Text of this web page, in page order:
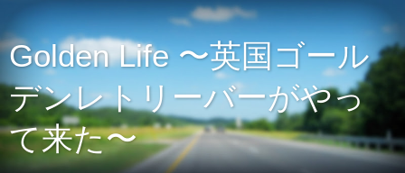
Golden Life 〜英国ゴール
デンレトリーバーがやっ
て来た〜